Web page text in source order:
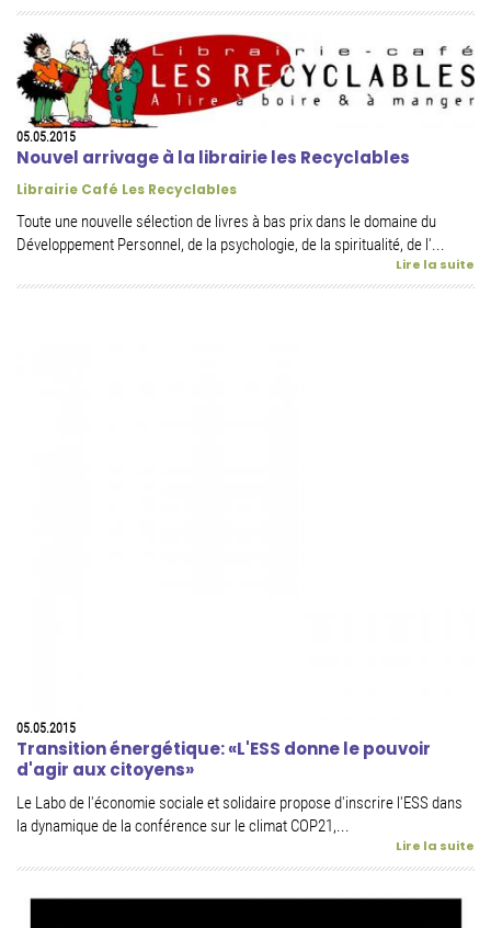
05.05.2015
Nouvel arrivage à la librairie les Recyclables
Librairie Café Les Recyclables
Toute une nouvelle sélection de livres à bas prix dans le domaine du
Développement Personnel, de la psychologie, de la spiritualité, de l'...
Lire la suite
05.05.2015
Transition énergétique: «L'ESS donne le pouvoir
d'agir aux citoyens»
Le Labo de l'économie sociale et solidaire propose d'inscrire l'ESS dans
la dynamique de la conférence sur le climat COP21,...
Lire la suite